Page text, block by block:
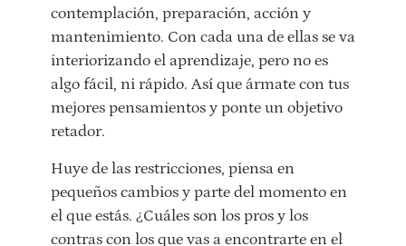
contemplación, preparación, acción y
mantenimiento. Con cada una de ellas se va
interiorizando el aprendizaje, pero no es
algo fácil, ni rápido. Así que ármate con tus
mejores pensamientos y ponte un objetivo
retador.
Huye de las restricciones, piensa en
pequeños cambios y parte del momento en
el que estás. ¿Cuáles son los pros y los
contras con los que vas a encontrarte en el